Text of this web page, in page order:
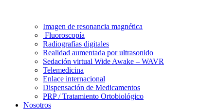
Imagen de resonancia magnética
Fluoroscopía
Radiografías digitales
Realidad aumentada por ultrasonido
Sedación virtual Wide Awake – WAVR
Telemedicina
Enlace internacional
Dispensación de Medicamentos
PRP / Tratamiento Ortobiológico
Nosotros